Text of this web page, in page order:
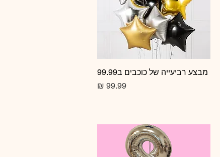
תצוגה מהירה
מבצע רביעייה של כוכבים ב99.99
מחיר